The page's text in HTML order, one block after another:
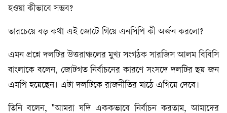
হওয়া কীভাবে সম্ভব?
তারচেয়ে বড় কথা এই জোটে গিয়ে এনসিপি কী অর্জন করলো?
এমন প্রশ্নে দলটির উত্তরাঞ্চলের মুখ্য সংগঠক সারজিস আলম বিবিসি
বাংলাকে বলেন, জোটগত নির্বাচনের কারণে সংসদে দলটির ছয় জন
এমপি হয়েছেন। এটা দলটিকে রাজনীতির মাঠে এগিয়ে দেবে।
তিনি বলেন, "আমরা যদি এককভাবে নির্বাচন করতাম, আমাদের